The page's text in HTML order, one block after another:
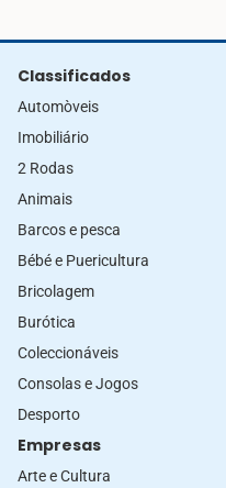
Classificados
Automòveis
Imobiliário
2 Rodas
Animais
Barcos e pesca
Bébé e Puericultura
Bricolagem
Burótica
Coleccionáveis
Consolas e Jogos
Desporto
Empresas
Arte e Cultura